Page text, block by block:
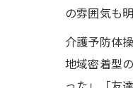
の雰囲気も
介護予防体
地域密着型